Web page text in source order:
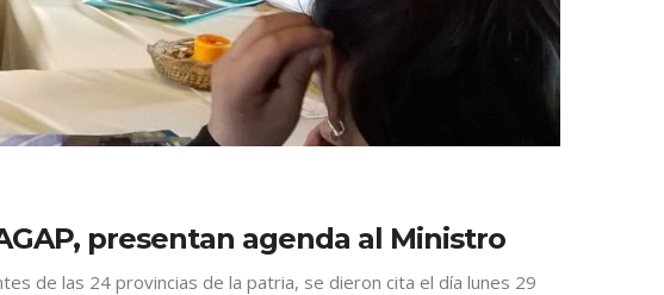
presentan agenda al Ministro
de las 24 provincias de la patria, se dieron cita el día lunes 29